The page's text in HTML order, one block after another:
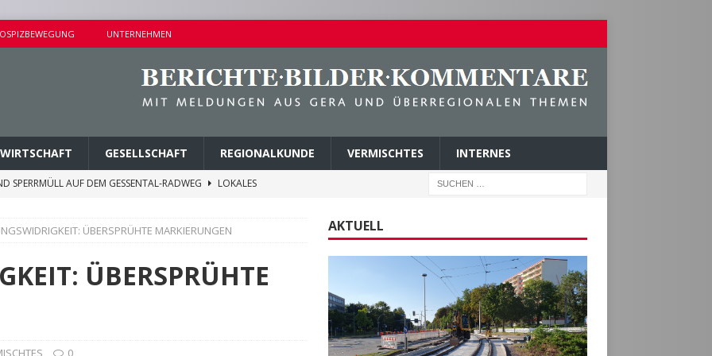
UNTERNEHMEN
WIRTSCHAFT GESELLSCHAFT REGIONALKUNDE VERMISCHTES INTERNES
SPERRMÜLL AUF DEM GESSENTAL-RADWEG
LOKALES
SEIT 1. AUGUST 2026
LOKALES
DETAILS BEKANNT
VERMISCHTES
ÜBERSPRÜHTE MARKIERUNGEN
ÜBERSPRÜHTE
0
AKTUELL